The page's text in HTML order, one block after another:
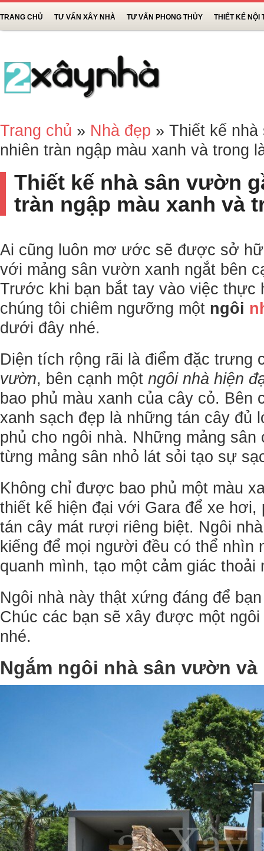
TRANG CHỦ TƯ VẤN XÂY NHÀ TƯ VẤN PHONG THỦY THIẾT KẾ NỘI
Trang chủ » Nhà đẹp » Thiết kế
nhiên tràn ngập màu xanh và trong
Thiết kế nhà sân vườn
tràn ngập màu xanh và
Ai cũng luôn mơ ước sẽ được sở
với mảng sân vườn xanh ngắt bên
Trước khi bạn bắt tay vào việc thực
chúng tôi chiêm ngưỡng một ngôi
dưới đây nhé.
Diện tích rộng rãi là điểm đặc trưng
vườn, bên cạnh một ngôi nhà hiện
bao phủ màu xanh của cây cỏ. Bên
xanh sạch đẹp là những tán cây đủ
phủ cho ngôi nhà. Những mảng
từng mảng sân nhỏ lát sỏi tạo sự
Không chỉ được bao phủ một màu
thiết kế hiện đại với Gara để xe
tán cây mát rượi riêng biệt. Ngôi
kiếng để mọi người đều có thể nhìn
quanh mình, tạo một cảm giác thoải
Ngôi nhà này thật xứng đáng để
Chúc các bạn sẽ xây được một
nhé.
Ngắm ngôi nhà sân vườn và